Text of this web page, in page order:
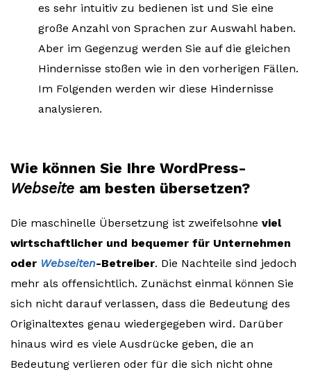
es sehr intuitiv zu bedienen ist und Sie eine
große Anzahl von Sprachen zur Auswahl haben.
Aber im Gegenzug werden Sie auf die gleichen
Hindernisse stoßen wie in den vorherigen Fällen.
Im Folgenden werden wir diese Hindernisse
analysieren.
Wie können Sie Ihre WordPress-
Webseite am besten übersetzen?
Die maschinelle Übersetzung ist zweifelsohne viel
wirtschaftlicher und bequemer für Unternehmen
oder Webseiten-Betreiber. Die Nachteile sind jedoch
mehr als offensichtlich. Zunächst einmal können Sie
sich nicht darauf verlassen, dass die Bedeutung des
Originaltextes genau wiedergegeben wird. Darüber
hinaus wird es viele Ausdrücke geben, die an
Bedeutung verlieren oder für die sich nicht ohne